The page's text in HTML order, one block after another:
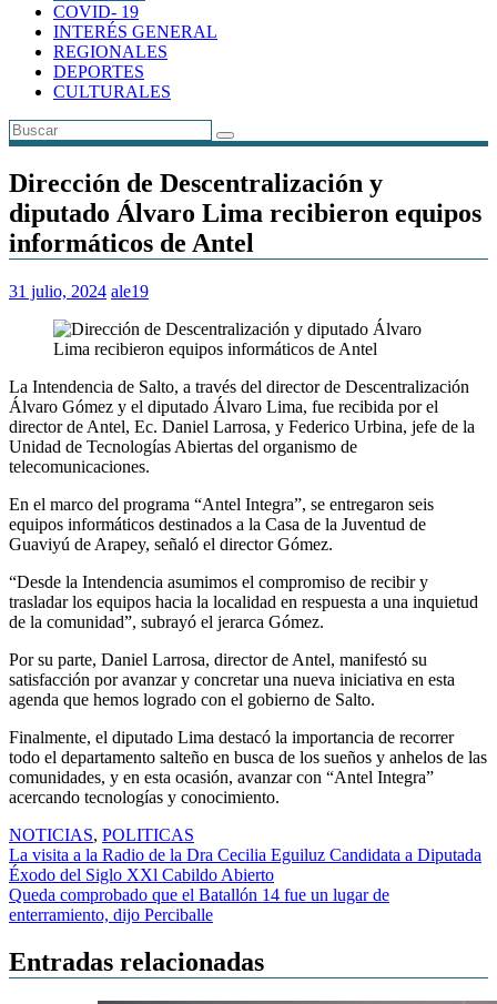
COVID- 19
INTERÉS GENERAL
REGIONALES
DEPORTES
CULTURALES
Dirección de Descentralización y
diputado Álvaro Lima recibieron equipos
informáticos de Antel
31 julio, 2024 ale19
La Intendencia de Salto, a través del director de Descentralización
Álvaro Gómez y el diputado Álvaro Lima, fue recibida por el
director de Antel, Ec. Daniel Larrosa, y Federico Urbina, jefe de la
Unidad de Tecnologías Abiertas del organismo de
telecomunicaciones.
En el marco del programa “Antel Integra”, se entregaron seis
equipos informáticos destinados a la Casa de la Juventud de
Guaviyú de Arapey, señaló el director Gómez.
“Desde la Intendencia asumimos el compromiso de recibir y
trasladar los equipos hacia la localidad en respuesta a una inquietud
de la comunidad”, subrayó el jerarca Gómez.
Por su parte, Daniel Larrosa, director de Antel, manifestó su
satisfacción por avanzar y concretar una nueva iniciativa en esta
agenda que hemos logrado con el gobierno de Salto.
Finalmente, el diputado Lima destacó la importancia de recorrer
todo el departamento salteño en busca de los sueños y anhelos de las
comunidades, y en esta ocasión, avanzar con “Antel Integra”
acercando tecnologías y conocimiento.
NOTICIAS, POLITICAS
Navegación
de
entradas
La visita a la Radio de la Dra Cecilia Eguiluz Candidata a Diputada
Éxodo del Siglo XXl Cabildo Abierto
Queda comprobado que el Batallón 14 fue un lugar de
enterramiento, dijo Perciballe
Entradas relacionadas